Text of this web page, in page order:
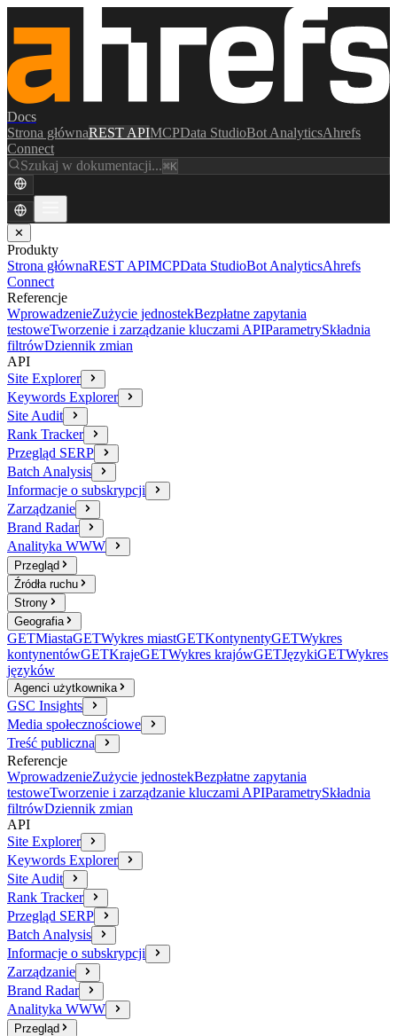
Docs
Strona głównaREST APIMCPData StudioBot AnalyticsAhrefs
Connect
Szukaj w dokumentacji...⌘K
✕
Produkty
Strona głównaREST APIMCPData StudioBot AnalyticsAhrefs
Connect
Referencje
WprowadzenieZużycie jednostekBezpłatne zapytania
testoweTworzenie i zarządzanie kluczami APIParametrySkładnia
filtrówDziennik zmian
API
Site Explorer
Keywords Explorer
Site Audit
Rank Tracker
Przegląd SERP
Batch Analysis
Informacje o subskrypcji
Zarządzanie
Brand Radar
Analityka WWW
Przegląd
Źródła ruchu
Strony
Geografia
GETMiastaGETWykres miastGETKontynentyGETWykres
kontynentówGETKrajeGETWykres krajówGETJęzykiGETWykres
języków
Agenci użytkownika
GSC Insights
Media społecznościowe
Treść publiczna
Referencje
WprowadzenieZużycie jednostekBezpłatne zapytania
testoweTworzenie i zarządzanie kluczami APIParametrySkładnia
filtrówDziennik zmian
API
Site Explorer
Keywords Explorer
Site Audit
Rank Tracker
Przegląd SERP
Batch Analysis
Informacje o subskrypcji
Zarządzanie
Brand Radar
Analityka WWW
Przegląd